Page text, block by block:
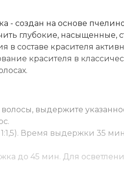
- создан на основе
глубокие, насыщенные,
в составе красителя
красителя в
выдержите
Время выдержки 35
до 45 мин. Для